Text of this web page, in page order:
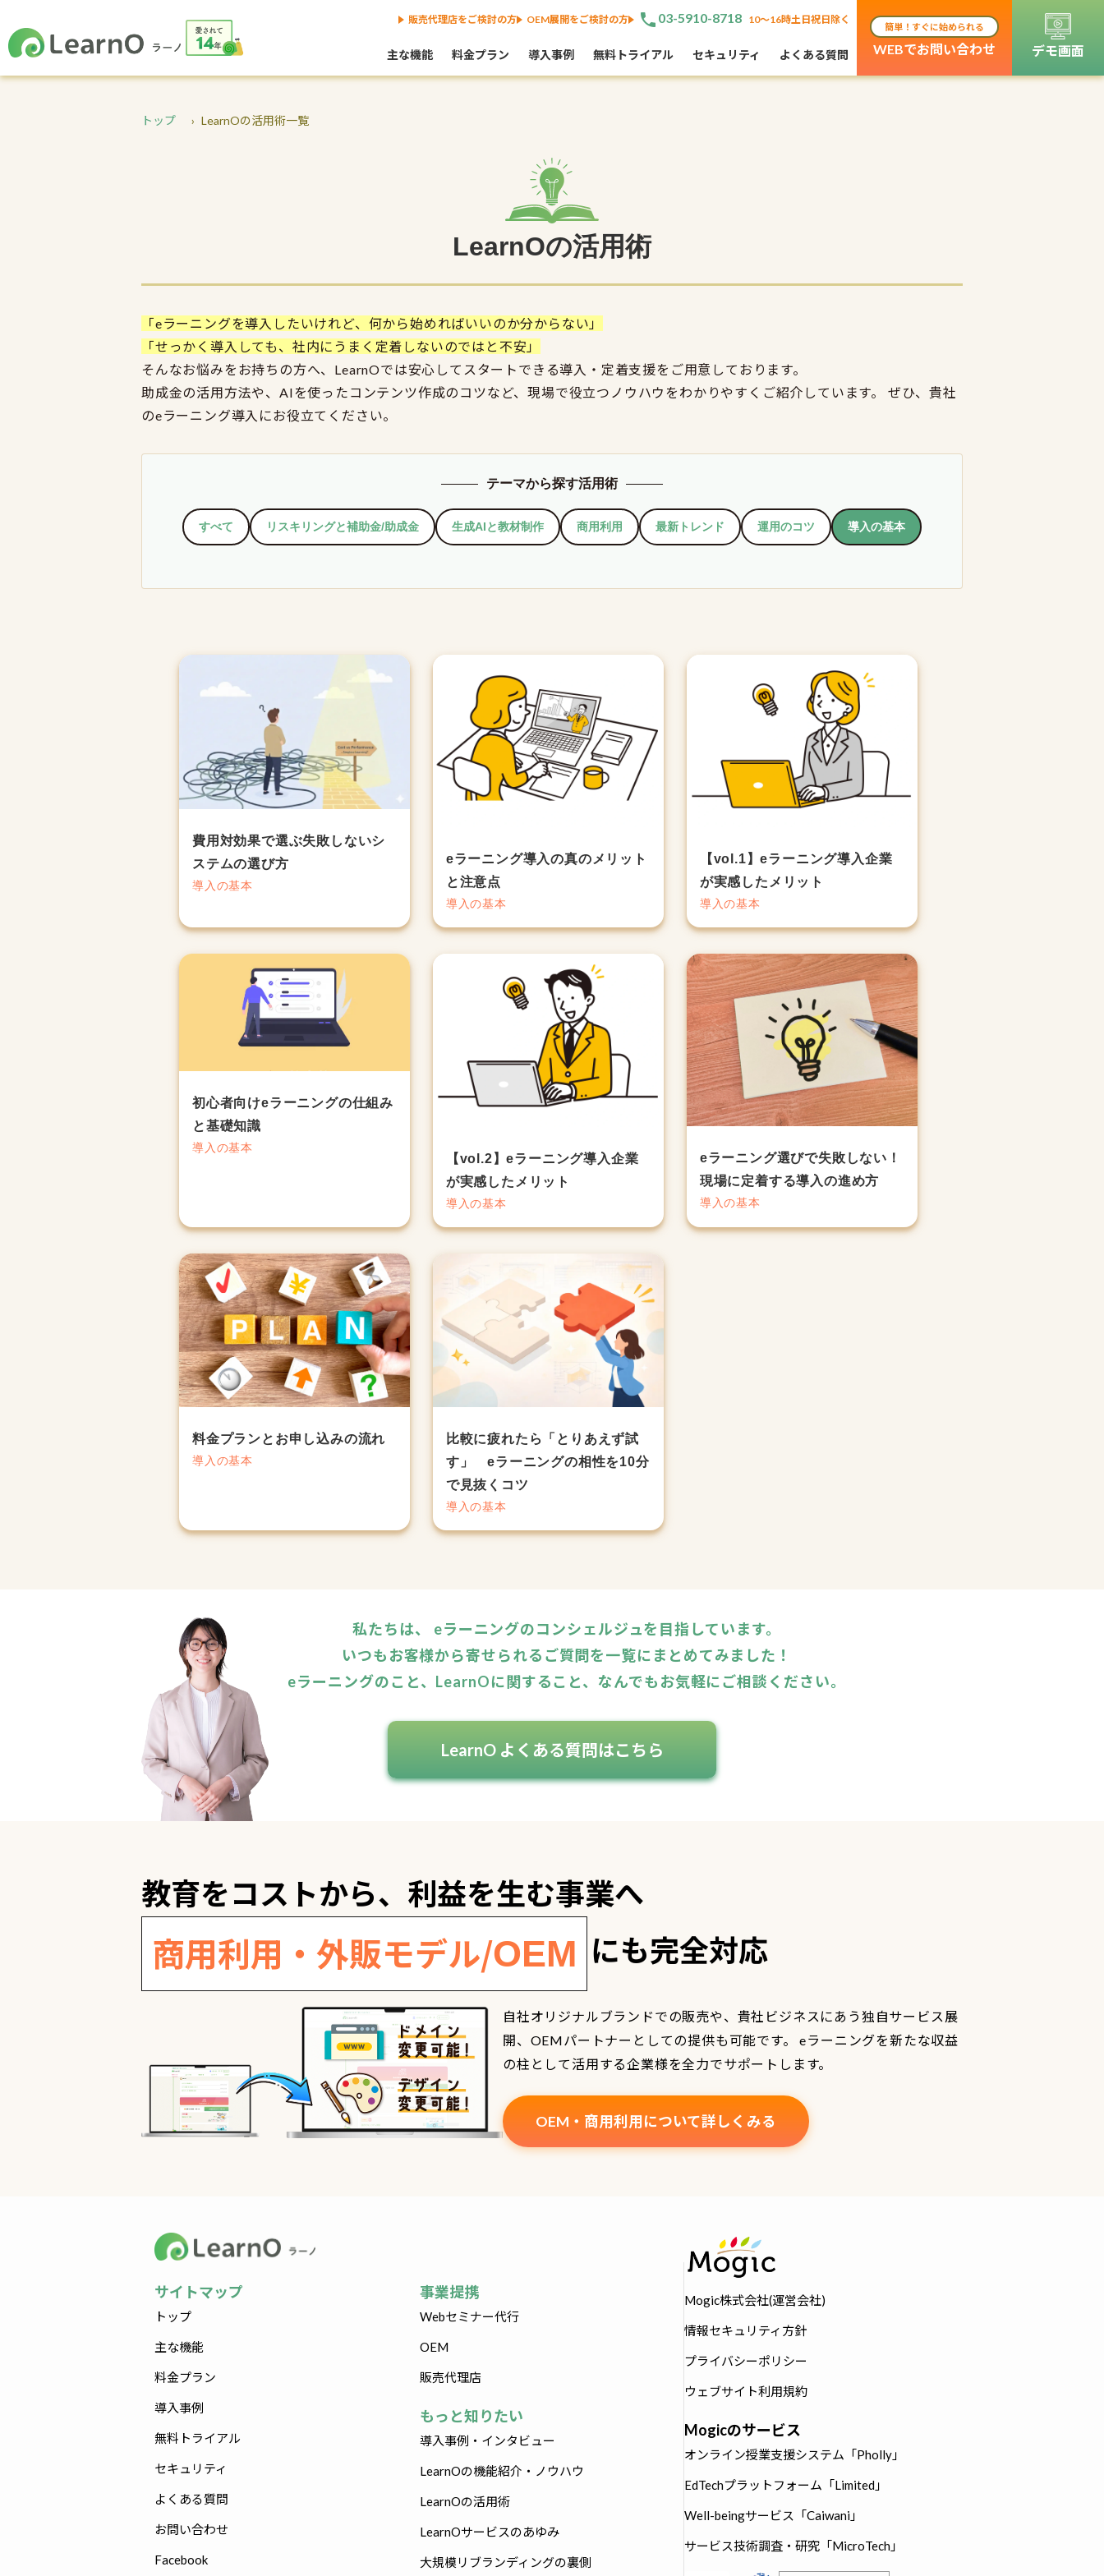
販売代理店をご検討の方 OEM展開をご検討の方 phone 03-5910-8718 10〜16時土日祝日除く
主な機能 料金プラン 導入事例 無料トライアル セキュリティ よくある質問
簡単！すぐに始められる
WEBでお問い合わせ デモ画面
トップ LearnOの活用術一覧
LearnOの活用術
「eラーニングを導入したいけれど、何から始めればいいのか分からない」
「せっかく導入しても、社内にうまく定着しないのではと不安」
そんなお悩みをお持ちの方へ、LearnOでは安心してスタートできる導入・定着支援をご用意しております。
助成金の活用方法や、AIを使ったコンテンツ作成のコツなど、現場で役立つノウハウをわかりやすくご紹介しています。 ぜひ、貴社
のeラーニング導入にお役立てください。
テーマから探す活用術
すべて リスキリングと補助金/助成金 生成AIと教材制作 商用利用 最新トレンド 運用のコツ 導入の基本
費用対効果で選ぶ失敗しないシ
ステムの選び方
導入の基本
eラーニング導入の真のメリット
と注意点
導入の基本
【vol.1】eラーニング導入企業
が実感したメリット
導入の基本
初心者向けeラーニングの仕組み
と基礎知識
導入の基本
【vol.2】eラーニング導入企業
が実感したメリット
導入の基本
eラーニング選びで失敗しない！
現場に定着する導入の進め方
導入の基本
料金プランとお申し込みの流れ
導入の基本
比較に疲れたら「とりあえず試
す」 eラーニングの相性を10分
で見抜くコツ
導入の基本
私たちは、 eラーニングのコンシェルジュを目指しています。
いつもお客様から寄せられるご質問を一覧にまとめてみました！
eラーニングのこと、LearnOに関すること、なんでもお気軽にご相談ください。
LearnO よくある質問はこちら
教育をコストから、利益を生む事業へ
商用利用・外販モデル/OEM にも完全対応
自社オリジナルブランドでの販売や、貴社ビジネスにあう独自サービス展
開、OEMパートナーとしての提供も可能です。 eラーニングを新たな収益
の柱として活用する企業様を全力でサポートします。
OEM・商用利用について詳しくみる
サイトマップ
トップ
主な機能
料金プラン
導入事例
無料トライアル
セキュリティ
よくある質問
お問い合わせ
Facebook
事業提携
Webセミナー代行
OEM
販売代理店
もっと知りたい
導入事例・インタビュー
LearnOの機能紹介・ノウハウ
LearnOの活用術
LearnOサービスのあゆみ
大規模リブランディングの裏側
Mogic株式会社(運営会社)
情報セキュリティ方針
プライバシーポリシー
ウェブサイト利用規約
Mogicのサービス
オンライン授業支援システム「Pholly」
EdTechプラットフォーム「Limited」
Well-beingサービス「Caiwani」
サービス技術調査・研究「MicroTech」